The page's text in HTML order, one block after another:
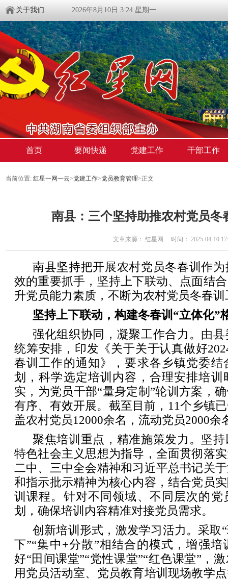
关于我们 2026年8月10日 3:24 星期一
首页 要闻快递 党建工作 干部工作
当前位置: 红星一网一云>党建工作>党员教育管理>正文
南县：三个坚持助推农村党员冬
文章来源： 红星网 时间： 2025-04-10
南县坚持把开展农村党员冬春训作
效的重要抓手，坚持上下联动、点面结
升党员能力素质，不断为农村党员冬春
坚持上下联动，构建冬春训“立体化”
强化组织协同，凝聚工作合力。由
统筹安排，印发《关于关于认真做好
春训工作的通知》，要求各乡镇党委结
划，科学选定培训内容，合理安排培训
实，为党员干部“量身定制”轮训方案，
有序、有效开展。截至目前，11个乡镇
盖农村党员12000余名，流动党员2000余
聚焦培训重点，精准施策发力。坚
特色社会主义思想为指导，全面贯彻落
二中、三中全会精神和习近平总书记关
和指示批示精神为核心内容，结合党员
训课程。针对不同领域、不同层次的党
划，确保培训内容精准对接党员需求。
创新培训形式，激发学习活力。采取
下”“集中+分散”相结合的模式，增强
好“田间课堂”“党性课堂”“红色课堂”，
用党员活动室、党员教育培训现场教学